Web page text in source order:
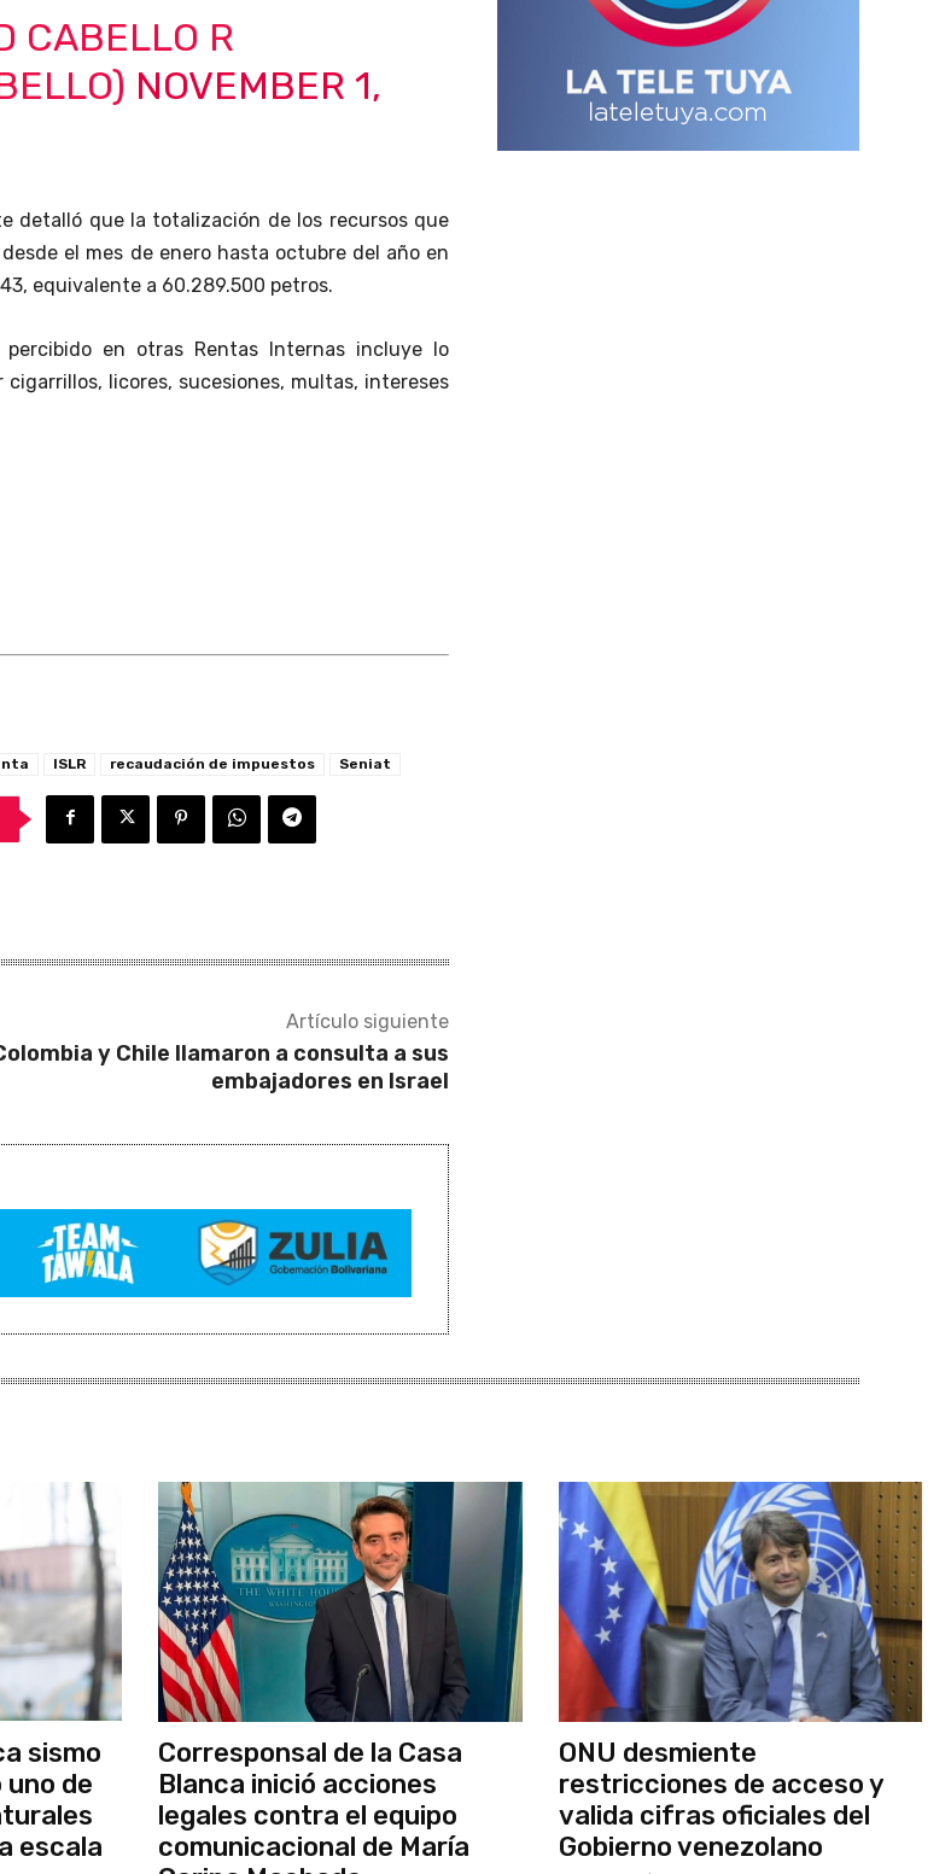
CABELLO R
NOVEMBER 1,
detalló que la totalización de los recursos que
el mes de enero hasta octubre del año en
equivalente a 60.289.500 petros.
en otras Rentas Internas incluye lo
licores, sucesiones, multas, intereses
ISLR recaudación de impuestos Seniat
Artículo siguiente
y Chile llamaron a consulta a sus
embajadores en Israel
sismo
uno de
escala
Corresponsal de la Casa
Blanca inició acciones
legales contra el equipo
comunicacional de María
ONU desmiente
restricciones de acceso y
valida cifras oficiales del
Gobierno venezolano